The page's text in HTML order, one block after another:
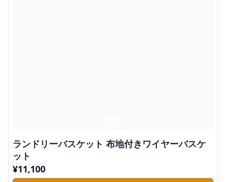
ランドリーバスケット 布地付きワイヤーバスケ
ット
¥11,100